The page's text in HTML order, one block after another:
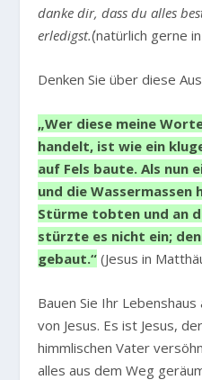
danke dir, dass du alles
erledigst.´(natürlich gerne
Denken Sie über diese
„Wer diese meine
handelt, ist wie ein
auf Fels baute. Als nun
und die
Stürme tobten und an
stürzte es nicht ein;
gebaut.“ (Jesus in
Bauen Sie Ihr
von Jesus. Es ist Jesus,
himmlischen Vater
alles aus dem Weg